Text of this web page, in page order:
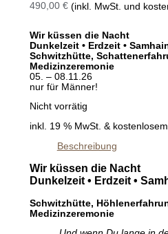
490,00 € (inkl. MwSt. und
Wir küssen die Nacht
Dunkelzeit • Erdzeit •
Schwitzhütte,
Medizinzeremonie
05. – 08.11.26
nur für Männer!
Nicht vorrätig
inkl. 19 % MwSt. &
Beschreibung
Wir küssen die Nacht
Dunkelzeit • Erdzeit •
Schwitzhütte,
Medizinzeremonie